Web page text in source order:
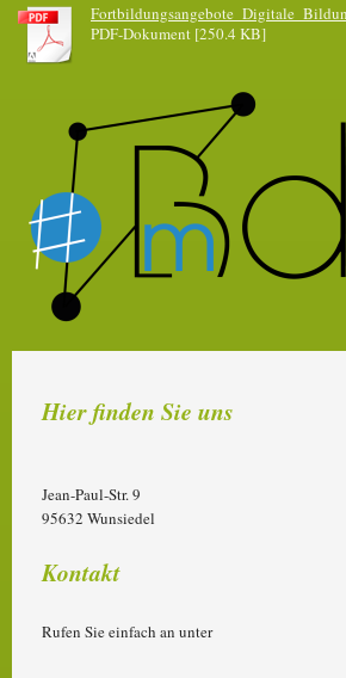
PDF-Dokument [250.4 KB]
Hier finden Sie uns
Jean-Paul-Str. 9
95632 Wunsiedel
Kontakt
Rufen Sie einfach an unter